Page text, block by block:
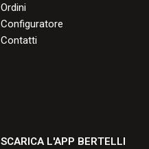
Ordini
Configuratore
Contatti
SCARICA L'APP BERTELLI